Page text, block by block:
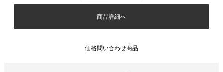
商品詳細へ
価格問い合わせ商品